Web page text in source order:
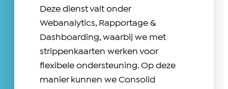
Deze dienst valt onder
Webanalytics, Rapportage &
Dashboarding, waarbij we met
strippenkaarten werken voor
flexibele ondersteuning. Op deze
manier kunnen we Consolid